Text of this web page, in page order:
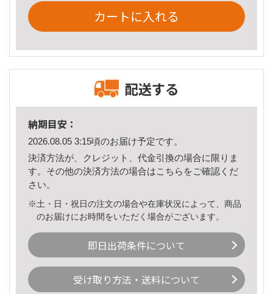
カートに入れる
配送する
納期目安：
2026.08.05 3:15頃のお届け予定です。
決済方法が、クレジット、代金引換の場合に限りま
す。その他の決済方法の場合はこちら をご確認くだ
さい。
※土・日・祝日の注文の場合や在庫状況によって、商品
のお届けにお時間をいただく場合がございます。
即日出荷条件について
受け取り方法・送料について